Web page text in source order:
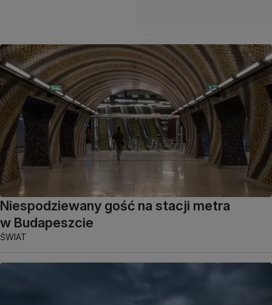
Niespodziewany gość na stacji metra
w Budapeszcie
ŚWIAT